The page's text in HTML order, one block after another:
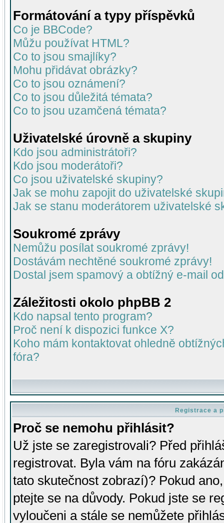
Formátování a typy příspěvků
Co je BBCode?
Můžu používat HTML?
Co to jsou smajlíky?
Mohu přidávat obrázky?
Co to jsou oznámení?
Co to jsou důležitá témata?
Co to jsou uzamčená témata?
Uživatelské úrovně a skupiny
Kdo jsou administrátoři?
Kdo jsou moderátoři?
Co jsou uživatelské skupiny?
Jak se mohu zapojit do uživatelské
Jak se stanu moderátorem uživatelské
Soukromé zprávy
Nemůžu posílat soukromé zprávy!
Dostávám nechtěné soukromé zprávy!
Dostal jsem spamový a obtížný e-mail
Záležitosti okolo phpBB 2
Kdo napsal tento program?
Proč není k dispozici funkce X?
Koho mám kontaktovat ohledně
fóra?
Registrace a
Proč se nemohu přihlásit?
Už jste se zaregistrovali? Před
registrovat. Byla vám na fóru
tato skutečnost zobrazí)? Pokud
ptejte se na důvody. Pokud jste se
vyloučeni a stále se nemůžete